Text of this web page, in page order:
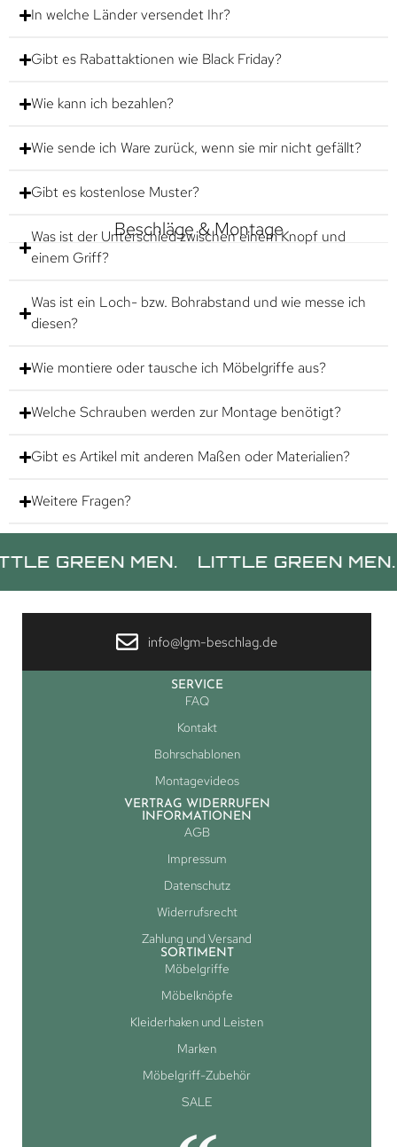
In welche Länder versendet Ihr?
Gibt es Rabattaktionen wie Black Friday?
Wie kann ich bezahlen?
Wie sende ich Ware zurück, wenn sie mir nicht gefällt?
Gibt es kostenlose Muster?
Beschläge & Montage
Was ist der Unterschied zwischen einem Knopf und
einem Griff?
Was ist ein Loch- bzw. Bohrabstand und wie messe ich
diesen?
Wie montiere oder tausche ich Möbelgriffe aus?
Welche Schrauben werden zur Montage benötigt?
Gibt es Artikel mit anderen Maßen oder Materialien?
Weitere Fragen?
MEN. LITTLE GREEN MEN.
info@lgm-beschlag.de
SERVICE
FAQ
Kontakt
Bohrschablonen
Montagevideos
VERTRAG WIDERRUFEN
INFORMATIONEN
AGB
Impressum
Datenschutz
Widerrufsrecht
Zahlung und Versand
SORTIMENT
Möbelgriffe
Möbelknöpfe
Kleiderhaken und Leisten
Marken
Möbelgriff-Zubehör
SALE